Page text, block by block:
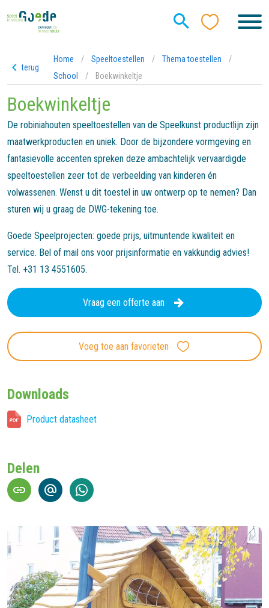
terug
Home / Speeltoestellen / Thema toestellen
/
School
/ Boekwinkeltje
Boekwinkeltje
De robiniahouten speeltoestellen van de Speelkunst productlijn zijn
maatwerkproducten en uniek. Door de bijzondere vormgeving en
fantasievolle accenten spreken deze ambachtelijk vervaardigde
speeltoestellen zeer tot de verbeelding van kinderen én
volwassenen. Wenst u dit toestel in uw ontwerp op te nemen? Dan
sturen wij u graag de DWG-tekening toe.
Goede Speelprojecten: goede prijs, uitmuntende kwaliteit en
service. Bel of mail ons voor prijsinformatie en vakkundig advies!
Tel. +31 13 4551605.
Vraag een offerte aan
Voeg toe aan favorieten
Downloads
Product datasheet
Delen